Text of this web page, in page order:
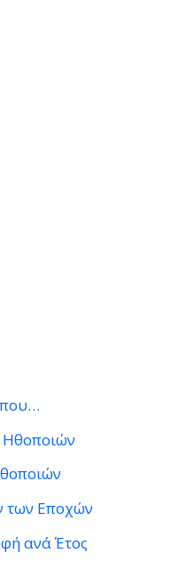
που…
Ηθοποιών
των Εποχών
ανά Έτος